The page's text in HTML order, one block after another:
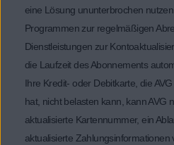
eine Lösung ununterbrochen
Programmen zur regelmäßigen
Dienstleistungen zur
die Laufzeit des Abonnements
Ihre Kredit- oder Debitkarte, die
hat, nicht belasten kann, kann AVG
aktualisierte Kartennummer, ein
aktualisierte